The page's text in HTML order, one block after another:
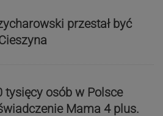
przestał być
tysięcy osób w Polsce
Mama 4 plus.